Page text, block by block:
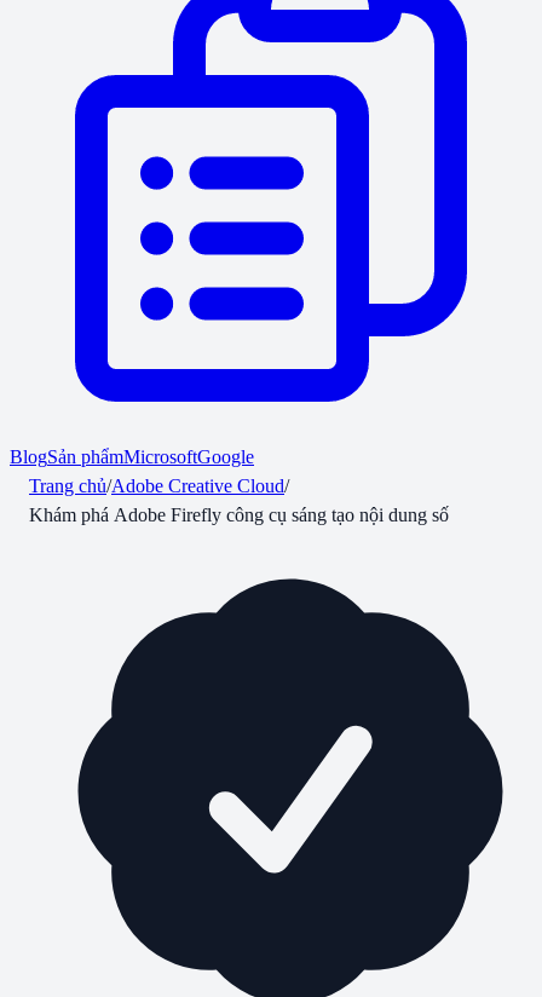
BlogSản phẩmMicrosoftGoogle
Trang chủ/Adobe Creative Cloud/
Khám phá Adobe Firefly công cụ sáng tạo nội dung số